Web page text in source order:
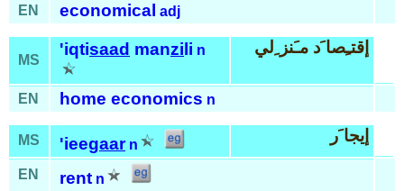
EN economical adj
MS
'iqtisaad manzi li n إقتـِصا َد مـَنز ِلي
EN home economics n
MS 'ieegaar n إيجا َر
EN rent n